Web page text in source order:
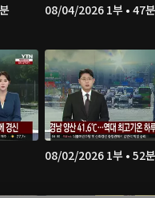
08/04/2026 1부 • 47분
08/02/2026 1부 • 52분